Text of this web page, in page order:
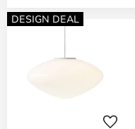
DESIGN DEAL